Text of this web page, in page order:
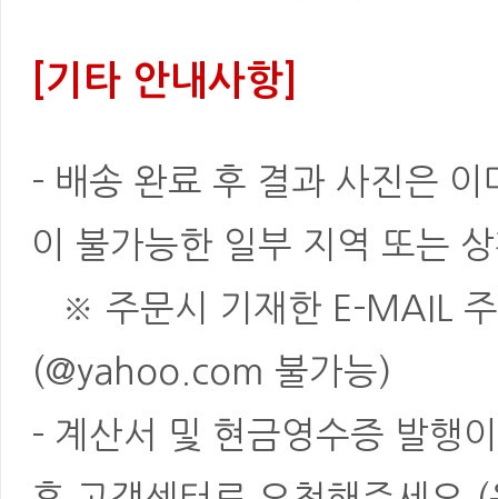
[기타 안내사항]
- 배송 완료 후 결과 사진은
이 불가능한 일부 지역 또는
※ 주문시 기재한 E-MAIL 주
(@yahoo.com 불가능)
- 계산서 및 현금영수증 발행